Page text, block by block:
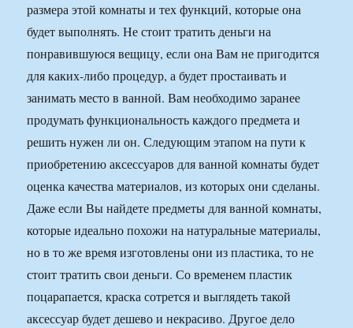
размера этой комнаты и тех функций, которые она
будет выполнять. Не стоит тратить деньги на
понравившуюся вещицу, если она Вам не пригодится
для каких-либо процедур, а будет простаивать и
занимать место в ванной. Вам необходимо заранее
продумать функциональность каждого предмета и
решить нужен ли он. Следующим этапом на пути к
приобретению аксессуаров для ванной комнаты будет
оценка качества материалов, из которых они сделаны.
Даже если Вы найдете предметы для ванной комнаты,
которые идеально похожи на натуральные материалы,
но в то же время изготовлены они из пластика, то не
стоит тратить свои деньги. Со временем пластик
поцарапается, краска сотрется и выглядеть такой
аксессуар будет дешево и некрасиво. Другое дело